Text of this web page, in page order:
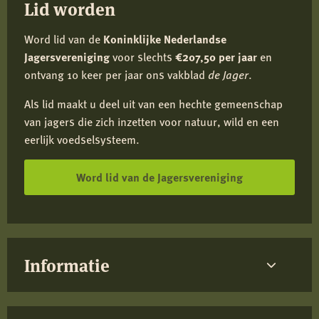
Informatie
Lid worden
Word lid van de Koninklijke Nederlandse
Jagersverenigingvoor slechts €207,50 per jaar en
ontvang 10 keer per jaar ons vakblad de Jager.
Als lid maakt u deel uit van een hechte gemeenschap
van jagers die zich inzetten voor natuur, wild en een
eerlijk voedselsysteem.
Word lid van de Jagersvereniging